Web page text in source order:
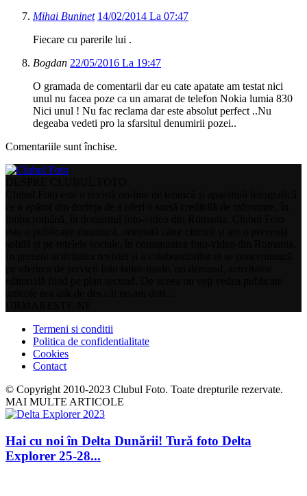
Mihai Buninet 14/02/2014 La 07:47
Fiecare cu parerile lui .
Bogdan 22/05/2016 La 19:47
O gramada de comentarii dar eu cate apatate am testat nici
unul nu facea poze ca un amarat de telefon Nokia lumia 830
Nici unul ! Nu fac reclama dar este absolut perfect ..Nu
degeaba vedeti pro la sfarsitul denumirii pozei..
Comentariile sunt închise.
Termeni si conditii
Politica de confidentialitate
Cookies
Contact
© Copyright 2010-2023 Clubul Foto. Toate drepturile rezervate.
MAI MULTE ARTICOLE
Hai cu noi în Delta Dunării! Tură foto Delta
Explorer 25-28...